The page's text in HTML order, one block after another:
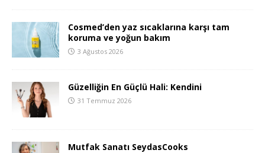
Cosmed’den yaz sıcaklarına karşı tam
koruma ve yoğun bakım
3 Ağustos 2026
Güzelliğin En Güçlü Hali: Kendini
31 Temmuz 2026
Mutfak Sanatı SeydasCooks